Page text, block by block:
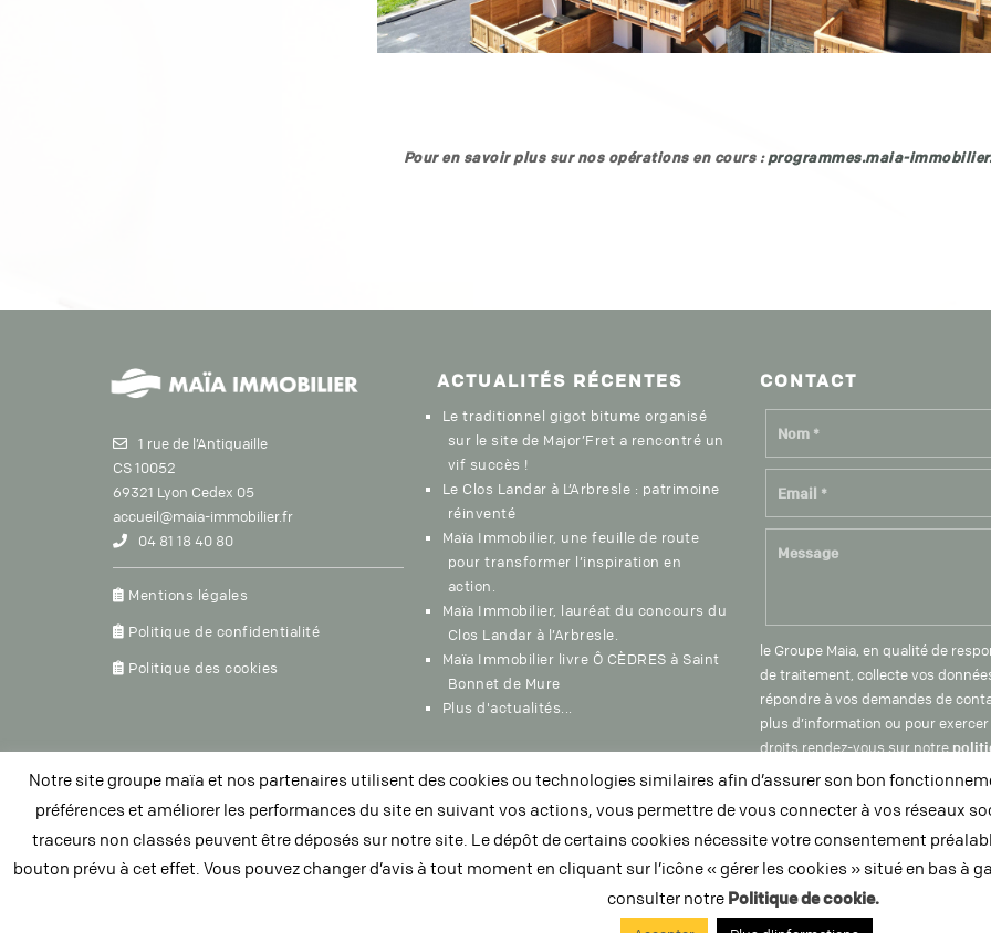
Pour en savoir plus sur nos opérations en cours :programmes.maia-
1 rue de l’Antiquaille
CS 10052
69321 Lyon Cedex 05
accueil@maia-immobilier.fr
04 81 18 40 80
Mentions légales
Politique de confidentialité
Politique des cookies
ACTUALITÉS RÉCENTES
Le traditionnel gigot bitume organisé
sur le site de Major’Fret a rencontré un
vif succès !
Le Clos Landar à L’Arbresle : patrimoine
réinventé
Maïa Immobilier, une feuille de route
pour transformer l’inspiration en
action.
Maïa Immobilier, lauréat du concours du
Clos Landar à l’Arbresle.
Maïa Immobilier livre Ô CÈDRES à Saint
Bonnet de Mure
Plus d'actualités...
CONTACT
le Groupe Maia, en qualité de
de traitement, collecte vos
répondre à vos demandes de
plus d’information ou pour
droits rendez-vous sur notre
confidentialité
ou contactez-nous
Notre site groupe maïa et nos partenaires utilisent des cookies ou technologies similaires afin d’assurer son bon
préférences et améliorer les performances du site en suivant vos actions, vous permettre de vous connecter à vos réseaux
traceurs non classés peuvent être déposés sur notre site. Le dépôt de certains cookies nécessite votre consentement
bouton prévu à cet effet. Vous pouvez changer d’avis à tout moment en cliquant sur l’icône « gérer les cookies » situé en bas à
consulter notre Politique de cookie.